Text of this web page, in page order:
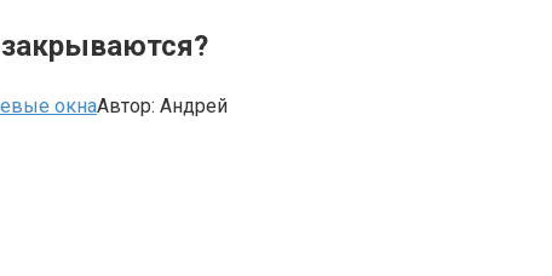
окнаАвтор: Андрей